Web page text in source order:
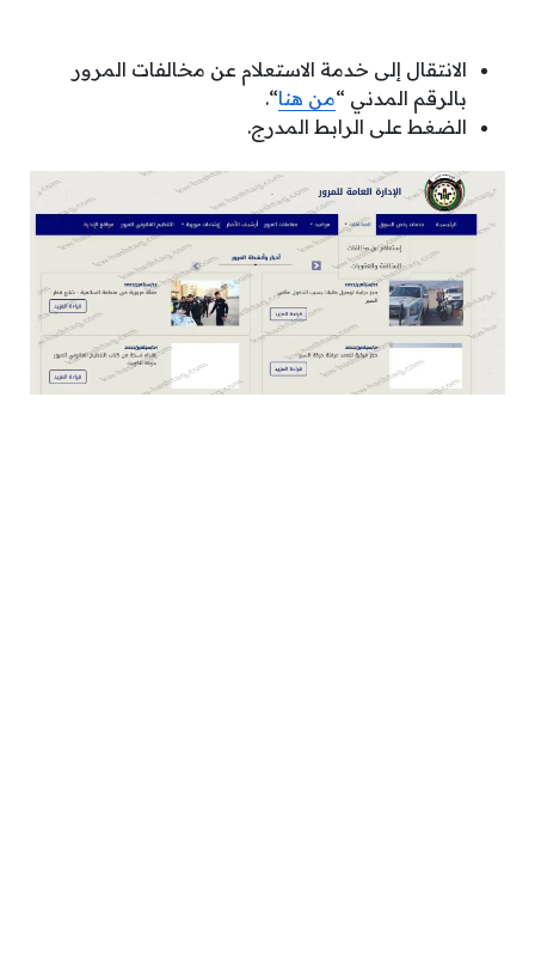
الانتقال إلى خدمة الاستعلام عن مخالفات المرور
بالرقم المدني “من هنا“.
الضغط على الرابط المدرج.